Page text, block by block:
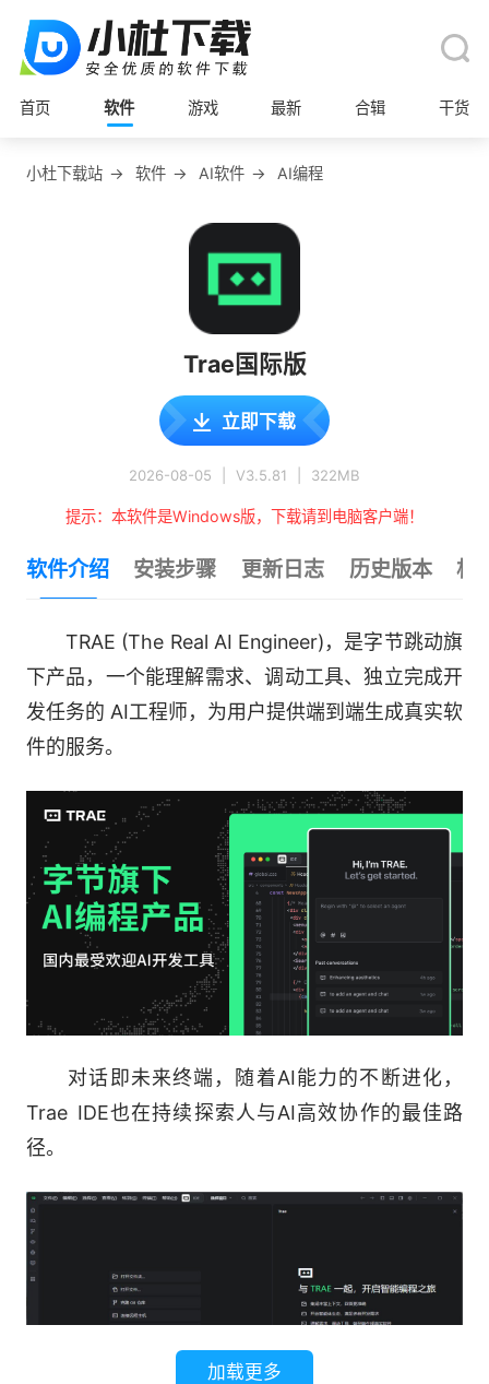
首页 软件 游戏 最新 合辑 干货
小杜下载站 → 软件 → AI软件 → AI编程
Trae国际版
立即下载
2026-08-05 V3.5.81 322MB
提示：本软件是Windows版，下载请到电脑客户端！
软件介绍 安装步骤 更新日志 历史版本 相
TRAE (The Real AI Engineer)，是字节跳动旗
下产品，一个能理解需求、调动工具、独立完成开
发任务的 AI工程师，为用户提供端到端生成真实软
件的服务。
对话即未来终端，随着AI能力的不断进化，
Trae IDE也在持续探索人与AI高效协作的最佳路
径。
加载更多